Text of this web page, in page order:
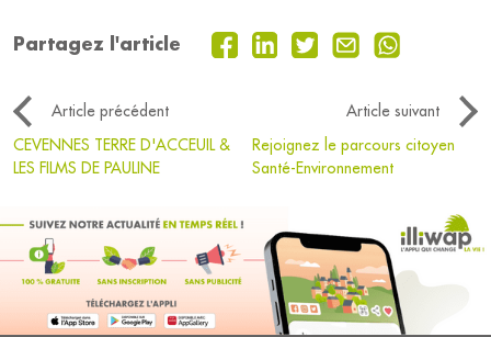
Partagez l'article
Article précédent
Article suivant
CEVENNES TERRE D'ACCEUIL &
LES FILMS DE PAULINE
Rejoignez le parcours citoyen
Santé-Environnement